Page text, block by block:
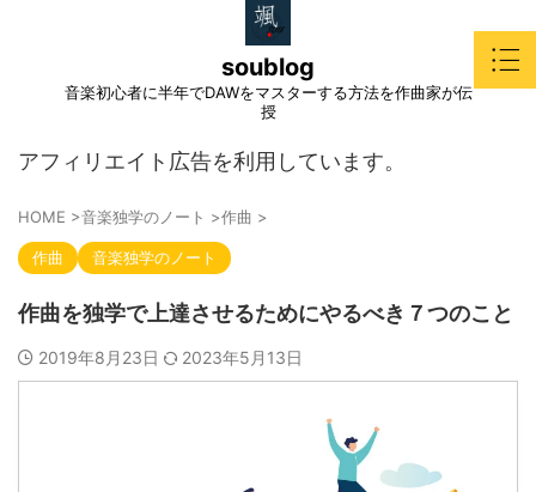
soublog
音楽初心者に半年でDAWをマスターする方法を作曲家が伝
授
アフィリエイト広告を利用しています。
HOME >音楽独学のノート >作曲 >
作曲 音楽独学のノート
作曲を独学で上達させるためにやるべき７つのこと
2019年8月23日 2023年5月13日